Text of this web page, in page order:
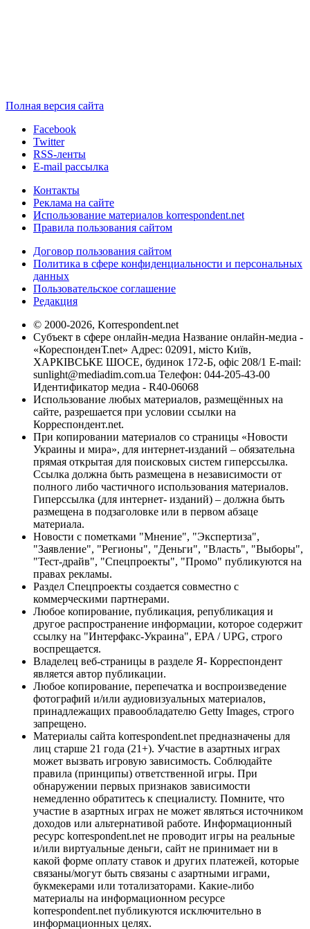
Полная версия сайта
Facebook
Twitter
RSS-ленты
E-mail рассылка
Контакты
Реклама на сайте
Использование материалов korrespondent.net
Правила пользования сайтом
Договор пользования сайтом
Политика в сфере конфиденциальности и персональных
данных
Пользовательское соглашение
Редакция
© 2000-2026, Korrespondent.net
Субъект в сфере онлайн-медиа Название онлайн-медиа -
«КореспонденТ.net» Адрес: 02091, місто Київ,
ХАРКІВСЬКЕ ШОСЕ, будинок 172-Б, офіс 208/1 E-mail:
sunlight@mediadim.com.ua Телефон: 044-205-43-00
Идентификатор медиа - R40-06068
Использование любых материалов, размещённых на
сайте, разрешается при условии ссылки на
Корреспондент.net.
При копировании материалов со страницы «Новости
Украины и мира», для интернет-изданий – обязательна
прямая открытая для поисковых систем гиперссылка.
Ссылка должна быть размещена в независимости от
полного либо частичного использования материалов.
Гиперссылка (для интернет- изданий) – должна быть
размещена в подзаголовке или в первом абзаце
материала.
Новости с пометками "Мнение", "Экспертиза",
"Заявление", "Регионы", "Деньги", "Власть", "Выборы",
"Тест-драйв", "Спецпроекты", "Промо" публикуются на
правах рекламы.
Раздел Спецпроекты создается совместно с
коммерческими партнерами.
Любое копирование, публикация, републикация и
другое распространение информации, которое содержит
ссылку на "Интерфакс-Украина", EPA / UPG, строго
воспрещается.
Владелец веб-страницы в разделе Я- Корреспондент
является автор публикации.
Любое копирование, перепечатка и воспроизведение
фотографий и/или аудиовизуальных материалов,
принадлежащих правообладателю Getty Images, строго
запрещено.
Материалы сайта korrespondent.net предназначены для
лиц старше 21 года (21+). Участие в азартных играх
может вызвать игровую зависимость. Соблюдайте
правила (принципы) ответственной игры. При
обнаружении первых признаков зависимости
немедленно обратитесь к специалисту. Помните, что
участие в азартных играх не может являться источником
доходов или альтернативой работе. Информационный
ресурс korrespondent.net не проводит игры на реальные
и/или виртуальные деньги, сайт не принимает ни в
какой форме оплату ставок и других платежей, которые
связаны/могут быть связаны с азартными играми,
букмекерами или тотализаторами. Какие-либо
материалы на информационном ресурсе
korrespondent.net публикуются исключительно в
информационных целях.